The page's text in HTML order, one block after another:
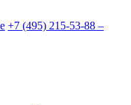
+7 (495) 215-53-88 –